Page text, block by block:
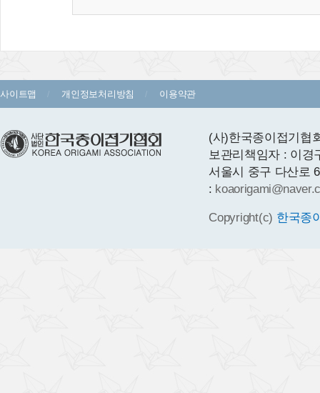
사이트맵 개인정보처리방침 이용약관
(사)한국종이접기
보관리책임자 : 이경
서울시 중구 다산로
:
Copyright(c) 한국종